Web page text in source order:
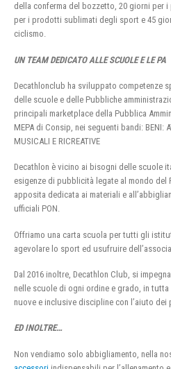
della conferma del bozzetto, 20 giorni per
per i prodotti sublimati degli sport e 45
ciclismo.
UN TEAM DEDICATO ALLE SCUOLE E LE PA
Decathlonclub ha sviluppato competenze
delle scuole e delle Pubbliche
principali marketplace della Pubblica
MEPA di Consip, nei seguenti bandi: BENI:
MUSICALI E RICREATIVE
Decathlon è vicino ai bisogni delle scuole
esigenze di pubblicità legate al mondo del
apposita dedicata ai materiali e
ufficiali PON.
Offriamo una carta scuola per tutti gli
agevolare lo sport ed usufruire
Dal 2016 inoltre, Decathlon Club, si
nelle scuole di ogni ordine e grado, in
nuove e inclusive discipline con l’aiuto dei
ED INOLTRE…
Non vendiamo solo abbigliamento, nella